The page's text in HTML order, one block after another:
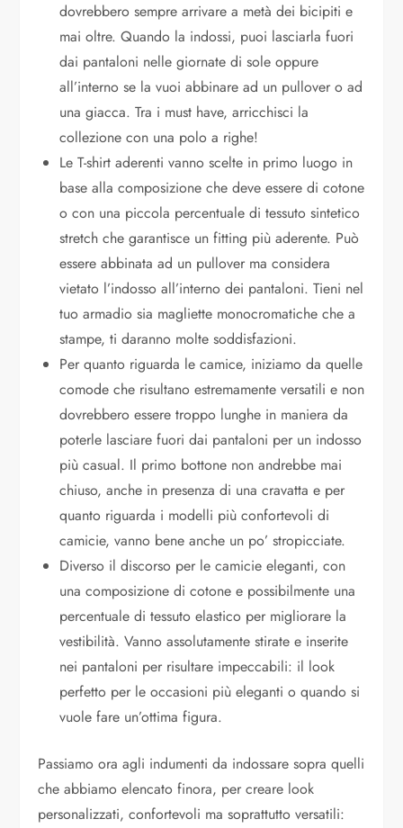
dovrebbero sempre arrivare a metà dei bicipiti e
mai oltre. Quando la indossi, puoi lasciarla fuori
dai pantaloni nelle giornate di sole oppure
all’interno se la vuoi abbinare ad un pullover o ad
una giacca. Tra i must have, arricchisci la
collezione con una polo a righe!
Le T-shirt aderenti vanno scelte in primo luogo in
base alla composizione che deve essere di cotone
o con una piccola percentuale di tessuto sintetico
stretch che garantisce un fitting più aderente. Può
essere abbinata ad un pullover ma considera
vietato l’indosso all’interno dei pantaloni. Tieni nel
tuo armadio sia magliette monocromatiche che a
stampe, ti daranno molte soddisfazioni.
Per quanto riguarda le camice, iniziamo da quelle
comode che risultano estremamente versatili e non
dovrebbero essere troppo lunghe in maniera da
poterle lasciare fuori dai pantaloni per un indosso
più casual. Il primo bottone non andrebbe mai
chiuso, anche in presenza di una cravatta e per
quanto riguarda i modelli più confortevoli di
camicie, vanno bene anche un po’ stropicciate.
Diverso il discorso per le camicie eleganti, con
una composizione di cotone e possibilmente una
percentuale di tessuto elastico per migliorare la
vestibilità. Vanno assolutamente stirate e inserite
nei pantaloni per risultare impeccabili: il look
perfetto per le occasioni più eleganti o quando si
vuole fare un’ottima figura.
Passiamo ora agli indumenti da indossare sopra quelli
che abbiamo elencato finora, per creare look
personalizzati, confortevoli ma soprattutto versatili: